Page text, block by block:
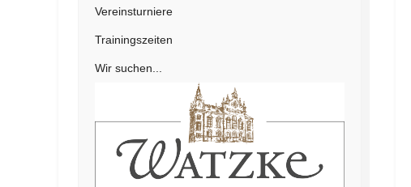
Vereinsturniere
Trainingszeiten
Wir suchen...